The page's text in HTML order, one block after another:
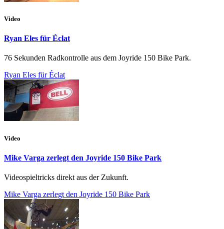
Video
Ryan Eles für Éclat
76 Sekunden Radkontrolle aus dem Joyride 150 Bike Park.
Ryan Eles für Éclat
Video
Mike Varga zerlegt den Joyride 150 Bike Park
Videospieltricks direkt aus der Zukunft.
Mike Varga zerlegt den Joyride 150 Bike Park